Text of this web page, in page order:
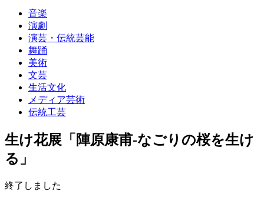
音楽
演劇
演芸・伝統芸能
舞踊
美術
文芸
生活文化
メディア芸術
伝統工芸
生け花展「陣原康甫-なごりの桜を生け
る」
終了しました